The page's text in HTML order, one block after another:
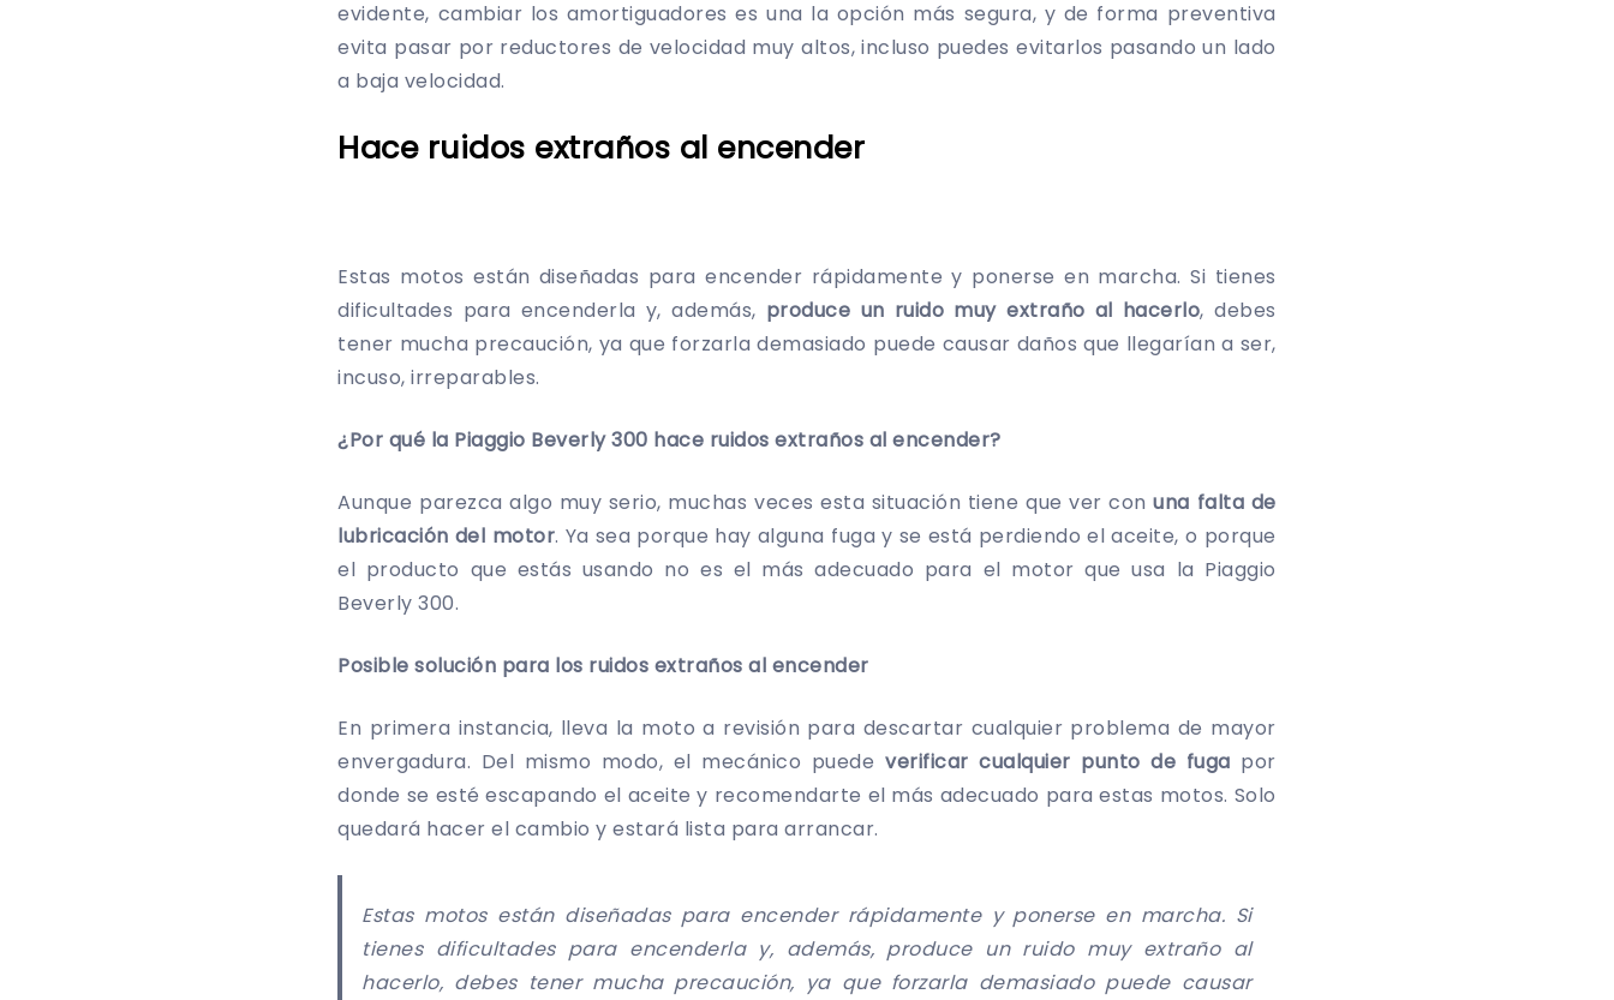
evidente, cambiar los amortiguadores es una la opción más segura, y de forma preventiva
evita pasar por reductores de velocidad muy altos, incluso puedes evitarlos pasando un lado
a baja velocidad.
Hace ruidos extraños al encender
Estas motos están diseñadas para encender rápidamente y ponerse en marcha. Si tienes
dificultades para encenderla y, además, produce un ruido muy extraño al hacerlo, debes
tener mucha precaución, ya que forzarla demasiado puede causar daños que llegarían a ser,
incuso, irreparables.
¿Por qué la Piaggio Beverly 300 hace ruidos extraños al encender?
Aunque parezca algo muy serio, muchas veces esta situación tiene que ver conuna falta de
lubricación del motor. Ya sea porque hay alguna fuga y se está perdiendo el aceite, o porque
el producto que estás usando no es el más adecuado para el motor que usa la Piaggio
Beverly 300.
Posible solución para los ruidos extraños al encender
En primera instancia, lleva la moto a revisión para descartar cualquier problema de mayor
envergadura. Del mismo modo, el mecánico puede verificar cualquier punto de fuga por
donde se esté escapando el aceite y recomendarte el más adecuado para estas motos. Solo
quedará hacer el cambio y estará lista para arrancar.
Estas motos están diseñadas para encender rápidamente y ponerse en marcha. Si
tienes dificultades para encenderla y, además, produce un ruido muy extraño al
hacerlo, debes tener mucha precaución, ya que forzarla demasiado puede causar